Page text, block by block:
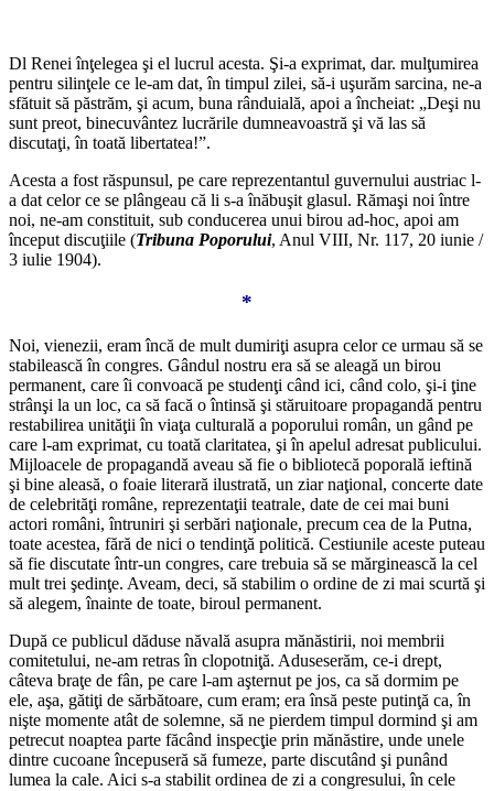
Dl Renei înţelegea şi el lucrul acesta. Şi-a exprimat, dar. mulţumirea
pentru silinţele ce le-am dat, în timpul zilei, să-i uşurăm sarcina, ne-a
sfătuit să păstrăm, şi acum, buna rânduială, apoi a încheiat: „Deşi nu
sunt preot, binecuvântez lucrările dumneavoastră şi vă las să
discutaţi, în toată libertatea!”.
Acesta a fost răspunsul, pe care reprezentantul guvernului austriac l-
a dat celor ce se plângeau că li s-a înăbuşit glasul. Rămaşi noi între
noi, ne-am constituit, sub conducerea unui birou ad-hoc, apoi am
început discuţiile (Tribuna Poporului, Anul VIII, Nr. 117, 20 iunie /
3 iulie 1904).
*
Noi, vienezii, eram încă de mult dumiriţi asupra celor ce urmau să se
stabilească în congres. Gândul nostru era să se aleagă un birou
permanent, care îi convoacă pe studenţi când ici, când colo, şi-i ţine
strânşi la un loc, ca să facă o întinsă şi stăruitoare propagandă pentru
restabilirea unităţii în viaţa culturală a poporului român, un gând pe
care l-am exprimat, cu toată claritatea, şi în apelul adresat publicului.
Mijloacele de propagandă aveau să fie o bibliotecă poporală ieftină
şi bine aleasă, o foaie literară ilustrată, un ziar naţional, concerte date
de celebrităţi române, reprezentaţii teatrale, date de cei mai buni
actori români, întruniri şi serbări naţionale, precum cea de la Putna,
toate acestea, fără de nici o tendinţă politică. Cestiunile aceste puteau
să fie discutate într-un congres, care trebuia să se mărginească la cel
mult trei şedinţe. Aveam, deci, să stabilim o ordine de zi mai scurtă şi
să alegem, înainte de toate, biroul permanent.
După ce publicul dăduse năvală asupra mănăstirii, noi membrii
comitetului, ne-am retras în clopotniţă. Aduseserăm, ce-i drept,
câteva braţe de fân, pe care l-am aşternut pe jos, ca să dormim pe
ele, aşa, gătiţi de sărbătoare, cum eram; era însă peste putinţă ca, în
nişte momente atât de solemne, să ne pierdem timpul dormind şi am
petrecut noaptea parte făcând inspecţie prin mănăstire, unde unele
dintre cucoane începuseră să fumeze, parte discutând şi punând
lumea la cale. Aici s-a stabilit ordinea de zi a congresului, în cele